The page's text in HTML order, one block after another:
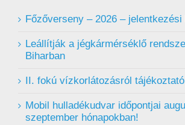
Főzőverseny – 2026 – jelentkezési
Leállítják a jégkármérséklő
Biharban
II. fokú vízkorlátozásról tájékoztató
Mobil hulladékudvar ️időpontjai
szeptember hónapokban!